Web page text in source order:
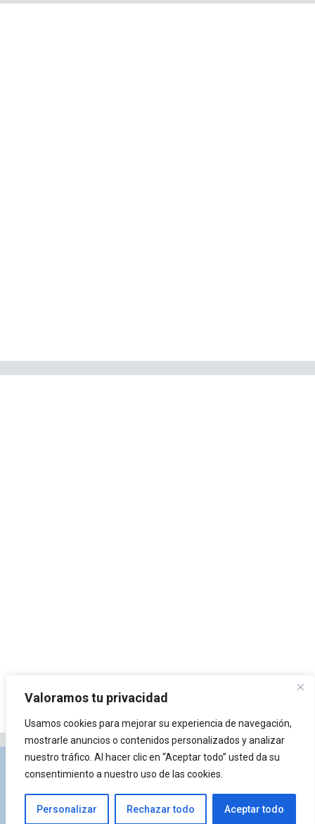
Valoramos tu privacidad
Usamos cookies para mejorar su experiencia de navegación,
mostrarle anuncios o contenidos personalizados y analizar
nuestro tráfico. Al hacer clic en “Aceptar todo” usted da su
consentimiento a nuestro uso de las cookies.
Personalizar Rechazar todo Aceptar todo
Privacidad y Política de Cookies Portal de
arquitectura Lista de Temas ¿Qué es Arkiplus?
© 2026 Arkiplus • Creado conGeneratePress